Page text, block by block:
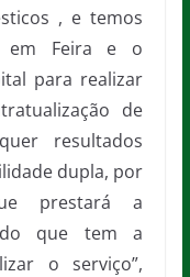
, e temos
em Feira e o
para realizar
de
resultados
dupla, por
prestará a
que tem a
o serviço”,